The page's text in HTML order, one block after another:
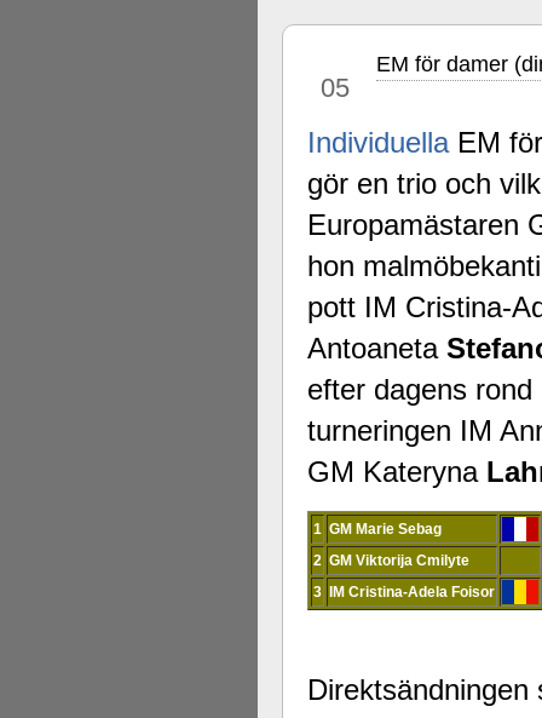
05
EM för damer
IndividuellaEM för
gör en trio och
Europamästaren
hon
pott IM Cristina-
Antoaneta
efter dagens
turneringen IM
GM Kateryna
1 GM Marie Sebag
2 GM Viktorija Cmilyte
3
IM Cristina-Adela Foisor
Direktsändningen